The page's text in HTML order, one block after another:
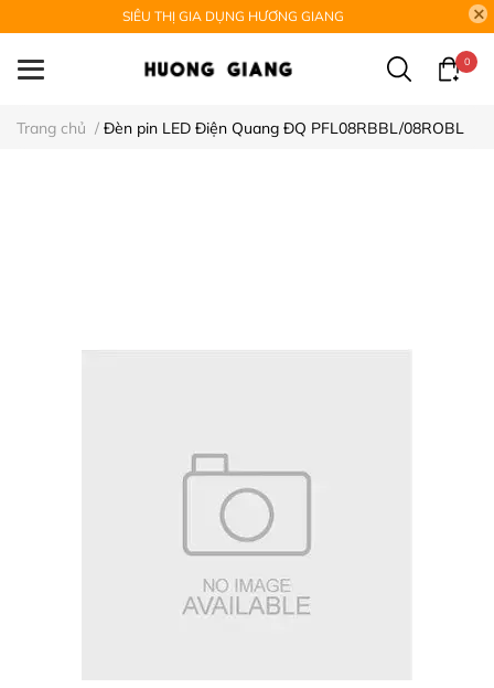
SIÊU THỊ GIA DỤNG HƯƠNG GIANG
0
Trang chủ / Đèn pin LED Điện Quang ĐQ PFL08RBBL/08ROBL